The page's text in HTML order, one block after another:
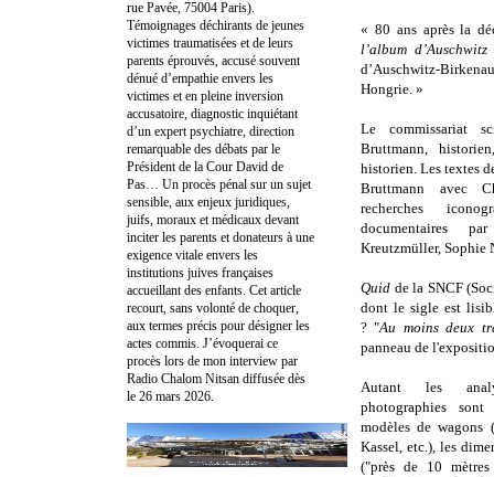
« 80 ans après la
l’album d’Auschwitz
Hongrie. »
Le commissariat
Bruttmann,
historien. Les textes
Bruttmann avec
recherches
documentaires
Kreutzmüller, Sophie
Quid de la SNCF
dont le sigle est
? "Au moins deux
panneau de
Autant les
photographies
modèles de wagons
Kassel, etc.), les
("près de 10
rue Pavée, 75004 Paris).
Témoignages déchirants de jeunes
victimes traumatisées et de leurs
parents éprouvés, accusé souvent
dénué d’empathie envers les
victimes et en pleine inversion
accusatoire, diagnostic inquiétant
d’un expert psychiatre, direction
remarquable des débats par le
Président de la Cour David de
Pas… Un procès pénal sur un sujet
sensible, aux enjeux juridiques,
juifs, moraux et médicaux devant
inciter les parents et donateurs à une
exigence vitale envers les
institutions juives françaises
accueillant des enfants. Cet article
recourt, sans volonté de choquer,
aux termes précis pour désigner les
actes commis. J’évoquerai ce
procès lors de mon interview par
Radio Chalom Nitsan diffusée dès
le 26 mars 2026.